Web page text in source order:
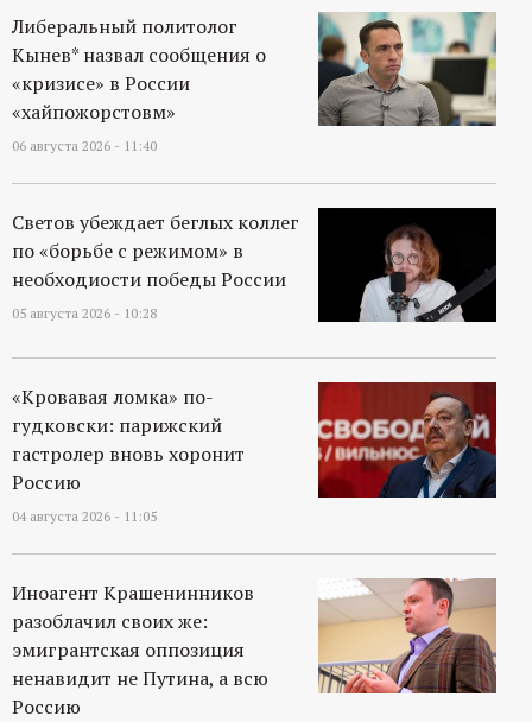
Либеральный политолог
Кынев* назвал сообщения о
«кризисе» в России
«хайпожорстовм»
06 августа 2026 - 11:40
Светов убеждает беглых коллег
по «борьбе с режимом» в
необходиости победы России
05 августа 2026 - 10:28
«Кровавая ломка» по-
гудковски: парижский
гастролер вновь хоронит
Россию
04 августа 2026 - 11:05
Иноагент Крашенинников
разоблачил своих же:
эмигрантская оппозиция
ненавидит не Путина, а всю
Россию